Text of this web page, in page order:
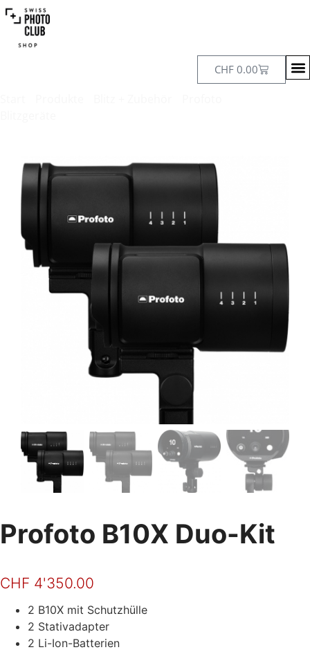
CHF 0.00
Profoto B10X Duo-Kit
CHF 4'350.00
2 B10X mit Schutzhülle
2 Stativadapter
2 Li-Ion-Batterien